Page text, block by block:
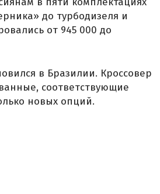
до турбодизеля и
от 945 000 до
в Бразилии. Кроссовер
соответствующие
новых опций.